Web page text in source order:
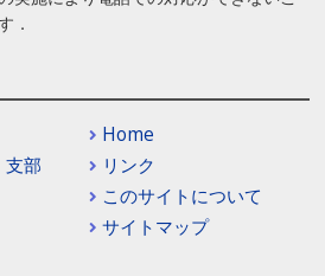
．
支部
Home
リンク
このサイトについて
サイトマップ